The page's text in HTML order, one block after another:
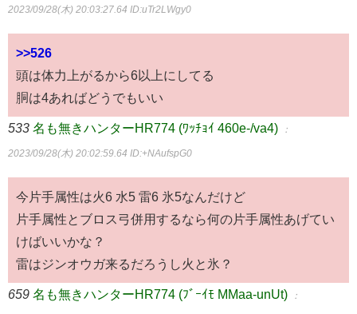
2023/09/28(木) 20:03:27.64 ID:uTr2LWgy0
>>526
頭は体力上がるから6以上にしてる
胴は4あればどうでもいい
533 名も無きハンターHR774 (ﾜｯﾁｮｲ 460e-/va4) ：
2023/09/28(木) 20:02:59.64 ID:+NAufspG0
今片手属性は火6 水5 雷6 氷5なんだけど
片手属性とブロス弓併用するなら何の片手属性あげてい
けばいいかな？
雷はジンオウガ来るだろうし火と氷？
659 名も無きハンターHR774 (ﾌﾞｰｲﾓ MMaa-unUt) ：